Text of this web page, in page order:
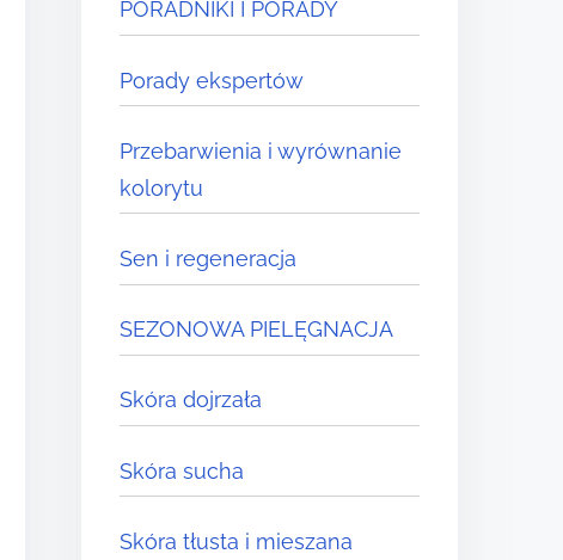
PORADNIKI I PORADY
Porady ekspertów
Przebarwienia i wyrównanie
kolorytu
Sen i regeneracja
SEZONOWA PIELĘGNACJA
Skóra dojrzała
Skóra sucha
Skóra tłusta i mieszana